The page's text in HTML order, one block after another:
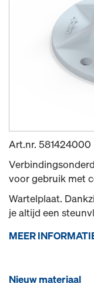
Art.nr. 581424000
voor gebruik met
Wartelplaat.
je altijd een
MEER
Nieuw materiaal